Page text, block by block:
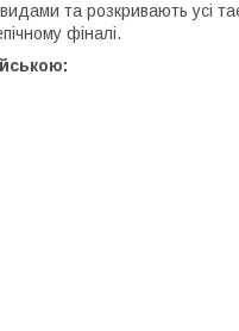
та розкривають усі
фіналі.